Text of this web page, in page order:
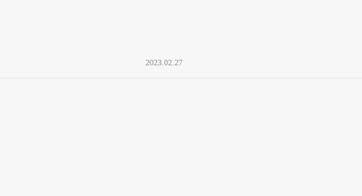
2023.02.27